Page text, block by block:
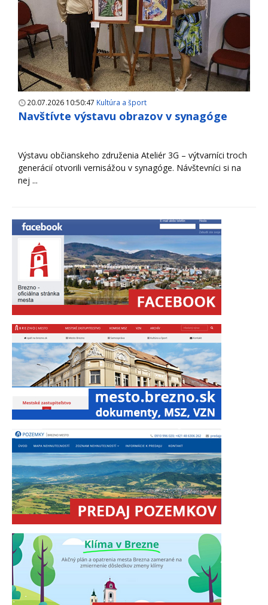
20.07.2026 10:50:47 Kultúra a šport
Navštívte výstavu obrazov v synagóge
Výstavu občianskeho združenia Ateliér 3G – výtvarníci troch
generácií otvorili vernisážou v synagóge. Návštevníci si na
nej ...